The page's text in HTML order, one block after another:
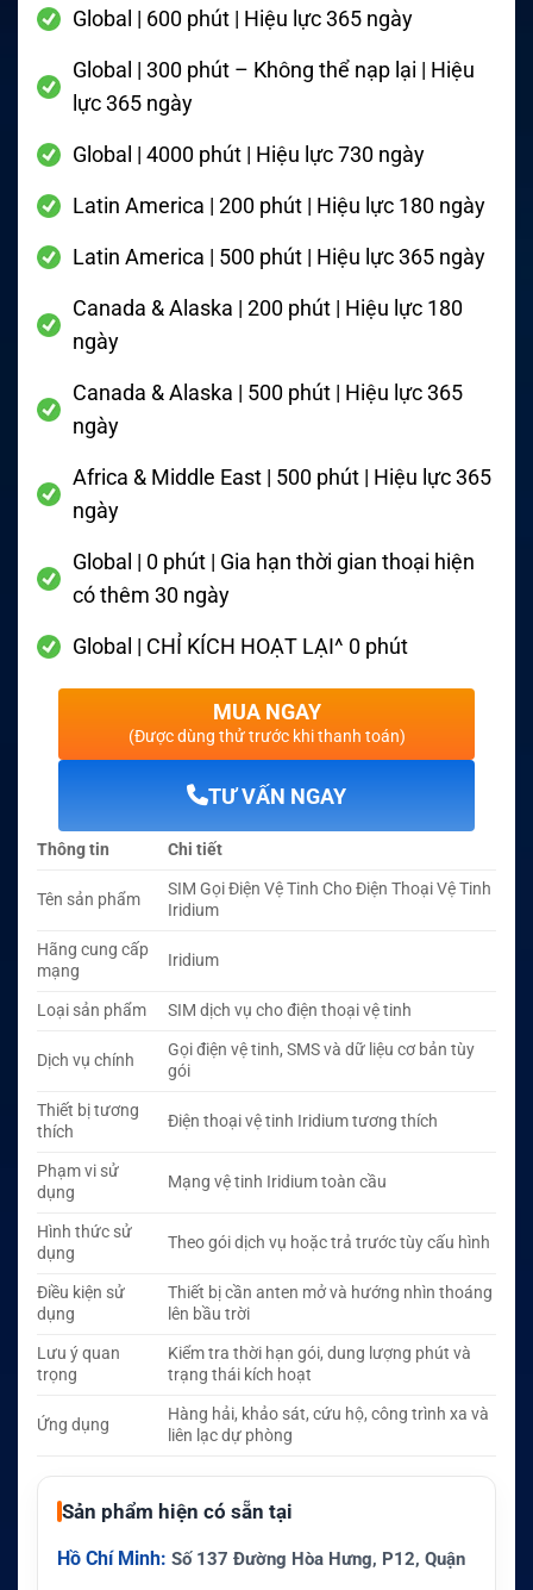
Global | 600 phút | Hiệu lực 365 ngày
Global | 300 phút – Không thể nạp lại | Hiệu
lực 365 ngày
Global | 4000 phút | Hiệu lực 730 ngày
Latin America | 200 phút | Hiệu lực 180 ngày
Latin America | 500 phút | Hiệu lực 365 ngày
Canada & Alaska | 200 phút | Hiệu lực 180
ngày
Canada & Alaska | 500 phút | Hiệu lực 365
ngày
Africa & Middle East | 500 phút | Hiệu lực 365
ngày
Global | 0 phút | Gia hạn thời gian thoại hiện
có thêm 30 ngày
Global | CHỈ KÍCH HOẠT LẠI^ 0 phút
MUA NGAY
(Được dùng thử trước khi thanh toán)
TƯ VẤN NGAY
Thông tin Chi tiết
Tên sản phẩm
SIM Gọi Điện Vệ Tinh Cho Điện Thoại Vệ Tinh
Iridium
Hãng cung cấp
mạng
Iridium
Loại sản phẩm SIM dịch vụ cho điện thoại vệ tinh
Dịch vụ chính
Gọi điện vệ tinh, SMS và dữ liệu cơ bản tùy
gói
Thiết bị tương
thích
Điện thoại vệ tinh Iridium tương thích
Phạm vi sử
dụng
Mạng vệ tinh Iridium toàn cầu
Hình thức sử
dụng
Theo gói dịch vụ hoặc trả trước tùy cấu hình
Điều kiện sử
dụng
Thiết bị cần anten mở và hướng nhìn thoáng
lên bầu trời
Lưu ý quan
trọng
Kiểm tra thời hạn gói, dung lượng phút và
trạng thái kích hoạt
Ứng dụng
Hàng hải, khảo sát, cứu hộ, công trình xa và
liên lạc dự phòng
Sản phẩm hiện có sẵn tại
Hồ Chí Minh: Số 137 Đường Hòa Hưng, P12, Quận